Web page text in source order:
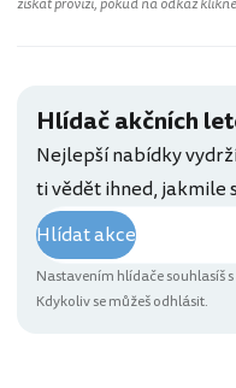
získat provizi, pokud na odkaz
Hlídač akčních
Nejlepší nabídky
ti vědět ihned, jakmile
Hlídat akce
Nastavením hlídače souhlasíš s
Kdykoliv se můžeš odhlásit.